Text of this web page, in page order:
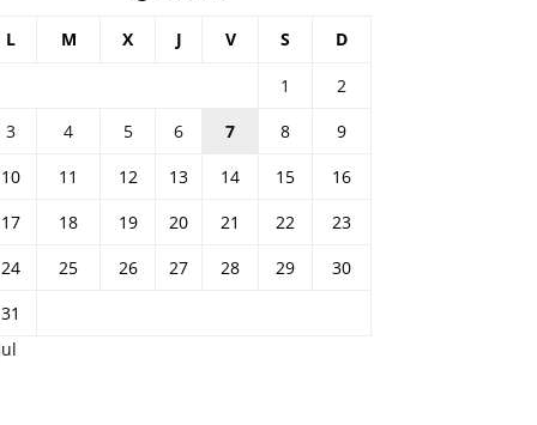
L M X J V S D
1
2
3
4 5 6 7 8
9
10
11 12 13 14 15
16
17
18 19 20 21 22
23
24
25 26 27 28 29
30
31